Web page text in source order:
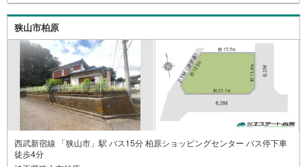
～19:00 この時間はお電話でのお問合わせがスムーズです
5.お子様連れでおこしくださいキッズスペース、授乳室、
オムツ替えベッド、アンパンマンジュースをご用意してお
ります。ご見学ご希望の方は、右上の“室内・現地を見学す
る（無料）をボタンからご予約ください。
狭山市柏原
西武新宿線 「狭山市」駅 バス15分 柏原ショッピングセンター バス停下車
徒歩4分